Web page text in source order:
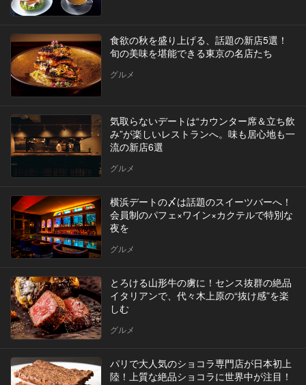
食欲の秋を盛り上げる、話題の新店5選！
旬の美味を堪能できる東京の名店たち
グルメ
気取らないデートは“カウンター席＆立ち飲
み”が楽しいレストランへ。味も居心地も一
流の新店6選
グルメ
横浜デートの〆は話題のスイーツバーへ！
会員制のパフェ×ワイン×カクテルで特別な
夜を
グルメ
とろける山形牛の虜に！センス抜群の絶品
イタリアンで、代々木上原の“抜け感”を楽
しむ
グルメ
パリで大人気のショコラ専門店が日本初上
陸！上質な絶品ショコラに世界中が注目！